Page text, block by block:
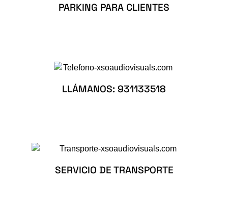
PARKING PARA CLIENTES
LLÁMANOS: 931133518
SERVICIO DE TRANSPORTE